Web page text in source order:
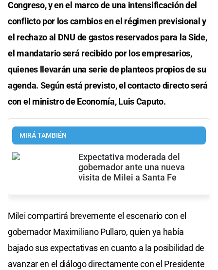
Congreso, y en el marco de una intensificación del
conflicto por los cambios en el régimen previsional y
el rechazo al DNU de gastos reservados para la Side,
el mandatario será recibido por los empresarios,
quienes llevarán una serie de planteos propios de su
agenda. Según está previsto, el contacto directo será
con el ministro de Economía, Luis Caputo.
MIRÁ TAMBIÉN
Expectativa moderada del
gobernador ante una nueva
visita de Milei a Santa Fe
Milei compartirá brevemente el escenario con el
gobernador Maximiliano Pullaro, quien ya había
bajado sus expectativas en cuanto a la posibilidad de
avanzar en el diálogo directamente con el Presidente